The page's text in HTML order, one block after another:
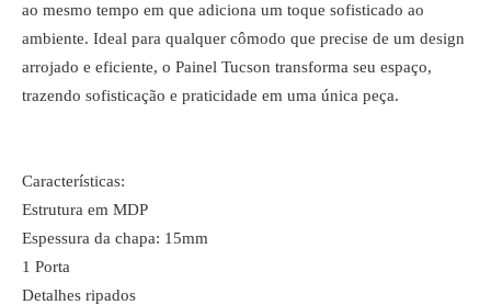
ao mesmo tempo em que adiciona um toque sofisticado ao
ambiente. Ideal para qualquer cômodo que precise de um design
arrojado e eficiente, o Painel Tucson transforma seu espaço,
trazendo sofisticação e praticidade em uma única peça.
Características:
Estrutura em MDP
Espessura da chapa: 15mm
1 Porta
Detalhes ripados